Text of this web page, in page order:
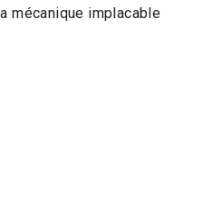
mécanique implacable